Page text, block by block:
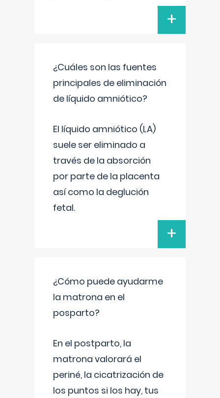
+
¿Cuáles son las fuentes
principales de eliminación
de líquido amniótico?
El líquido amniótico (LA)
suele ser eliminado a
través de la absorción
por parte de la placenta
así como la deglución
fetal.
+
¿Cómo puede ayudarme
la matrona en el
posparto?
En el postparto, la
matrona valorará el
periné, la cicatrización de
los puntos si los hay, tus